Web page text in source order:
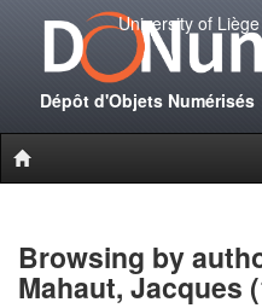
Dépôt d'Objets Numérisés
University of Liège
Browsing by
Mahaut, Jacques